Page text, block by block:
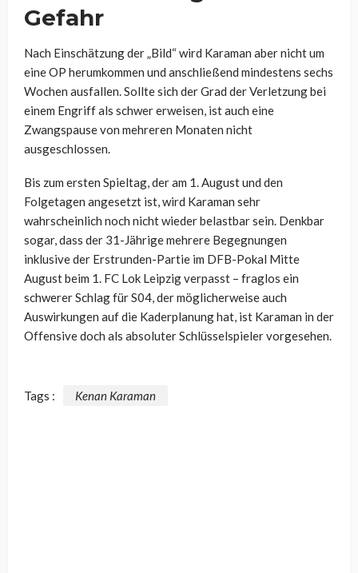
Gefahr
Nach Einschätzung der „Bild“ wird Karaman aber nicht um
eine OP herumkommen und anschließend mindestens sechs
Wochen ausfallen. Sollte sich der Grad der Verletzung bei
einem Engriff als schwer erweisen, ist auch eine
Zwangspause von mehreren Monaten nicht
ausgeschlossen.
Bis zum ersten Spieltag, der am 1. August und den
Folgetagen angesetzt ist, wird Karaman sehr
wahrscheinlich noch nicht wieder belastbar sein. Denkbar
sogar, dass der 31-Jährige mehrere Begegnungen
inklusive der Erstrunden-Partie im DFB-Pokal Mitte
August beim 1. FC Lok Leipzig verpasst – fraglos ein
schwerer Schlag für S04, der möglicherweise auch
Auswirkungen auf die Kaderplanung hat, ist Karaman in der
Offensive doch als absoluter Schlüsselspieler vorgesehen.
Tags : Kenan Karaman